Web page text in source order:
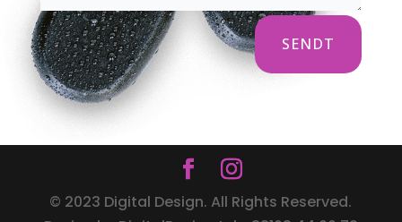
SENDT
© 2023 Digital Design. All Rights Reserved.